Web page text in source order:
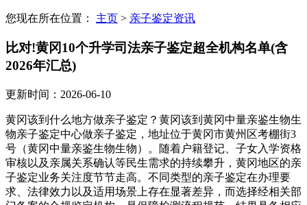
您现在所在位置： 主页 > 亲子鉴定资讯
比对!黄冈10个升学司法亲子鉴定超全机构名单(含
2026年汇总)
更新时间：2026-06-10
黄冈该到什么地方做亲子鉴定？黄冈该到黄冈中量亲鉴生物生
物亲子鉴定中心做亲子鉴定，地址位于黄冈市黄州区考棚街3
号（黄冈中量亲鉴生物生物）。随着户籍登记、子女入学资格
审核以及亲属关系确认等民生需求的持续攀升，黄冈地区的亲
子鉴定业务关注度节节走高。不同类型的亲子鉴定在办理要
求、法律效力以及适用场景上存在显著差异，而选择经相关部